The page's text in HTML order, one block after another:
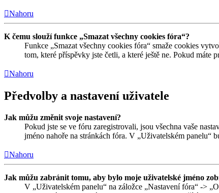
Nahoru
K čemu slouží funkce „Smazat všechny cookies fóra“?
Funkce „Smazat všechny cookies fóra“ smaže cookies
tom, které příspěvky jste četli, a které ještě ne. Pokud máte
Nahoru
Předvolby a nastavení uživatele
Jak můžu změnit svoje nastavení?
Pokud jste se ve fóru zaregistrovali, jsou všechna vaše
jméno nahoře na stránkách fóra. V „Uživatelském panelu“
Nahoru
Jak můžu zabránit tomu, aby bylo moje uživatelské jméno
V „Uživatelském panelu“ na záložce „Nastavení fóra“ ->